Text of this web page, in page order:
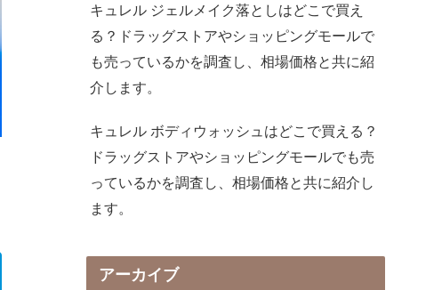
キュレル ジェルメイク落としはどこで買え
る？ドラッグストアやショッピングモールで
も売っているかを調査し、相場価格と共に紹
介します。
キュレル ボディウォッシュはどこで買える？
ドラッグストアやショッピングモールでも売
っているかを調査し、相場価格と共に紹介し
ます。
アーカイブ